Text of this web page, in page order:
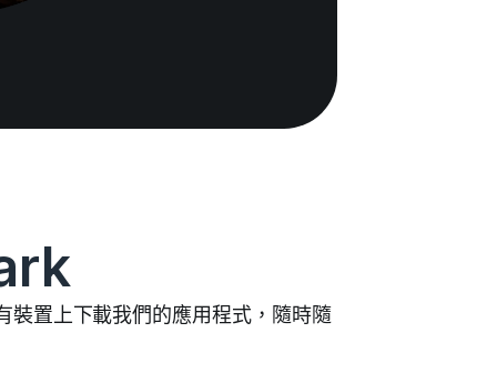
置上下載我們的應用程式，隨時隨